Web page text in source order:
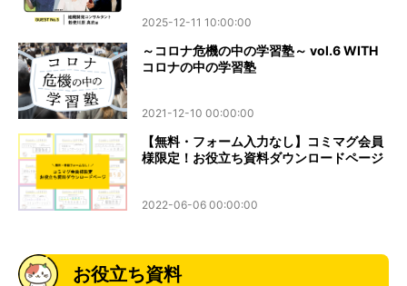
2025-12-11 10:00:00
～コロナ危機の中の学習塾～ vol.6 WITH
コロナの中の学習塾
2021-12-10 00:00:00
【無料・フォーム入力なし】コミマグ会員
様限定！お役立ち資料ダウンロードページ
2022-06-06 00:00:00
お役立ち資料